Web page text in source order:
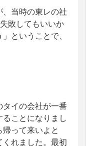
当時の東レの社
敗してもいいか
ということで、
タイの会社が一番
ことになりまし
って来いよと
れました。最初